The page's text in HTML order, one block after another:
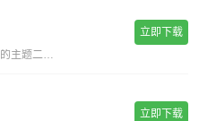
黑潮手之上是一个未来城市的主题二次元题材游戏,游戏背景设置在穿过时间和空间的未来,多样的地图关卡,令人紧张兴奋的冒险随机事件,战斗丰富的回合制策略组合二次元玩法,让你感受不一样的高自由度卡牌游戏,快点来下载黑潮之上进行体验吧!《黑潮之上》游
立即下载
立即下载